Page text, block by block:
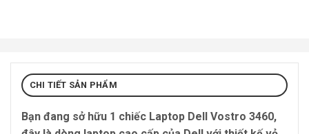
CHI TIẾT SẢN PHẨM
Bạn đang sở hữu 1 chiếc Laptop Dell Vostro 3460,